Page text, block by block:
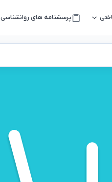
پرسشنامه های روانشناسی